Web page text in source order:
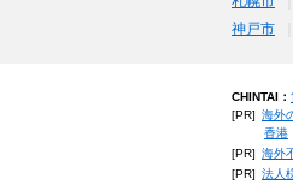
神戸市
CHINTAI：
[PR] 海外
香港
[PR] 海外
[PR] 法人